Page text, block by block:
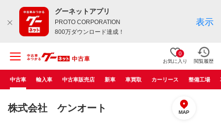
グーネットアプリ
PROTO CORPORATION
800万ダウンロード達成！
表示
0
お気に入り 閲覧履歴
中古車 輸入車 中古車販売店 新車 車買取 カーリース 整備工場
株式会社 ケンオート MAP